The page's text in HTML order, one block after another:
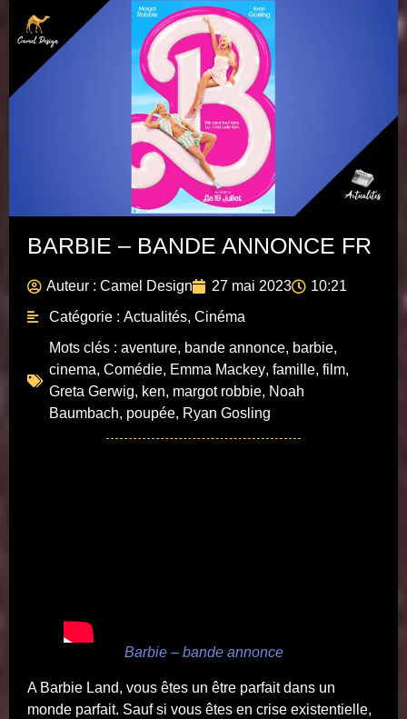
BARBIE – BANDE ANNONCE FR
Auteur : Camel Design 27 mai 2023
10:21
Catégorie : Actualités, Cinéma
Mots clés : aventure, bande annonce, barbie,
cinema, Comédie, Emma Mackey, famille, film,
Greta Gerwig, ken, margot robbie, Noah
Baumbach, poupée, Ryan Gosling
Barbie – bande annonce
A Barbie Land, vous êtes un être parfait dans un
monde parfait. Sauf si vous êtes en crise existentielle,